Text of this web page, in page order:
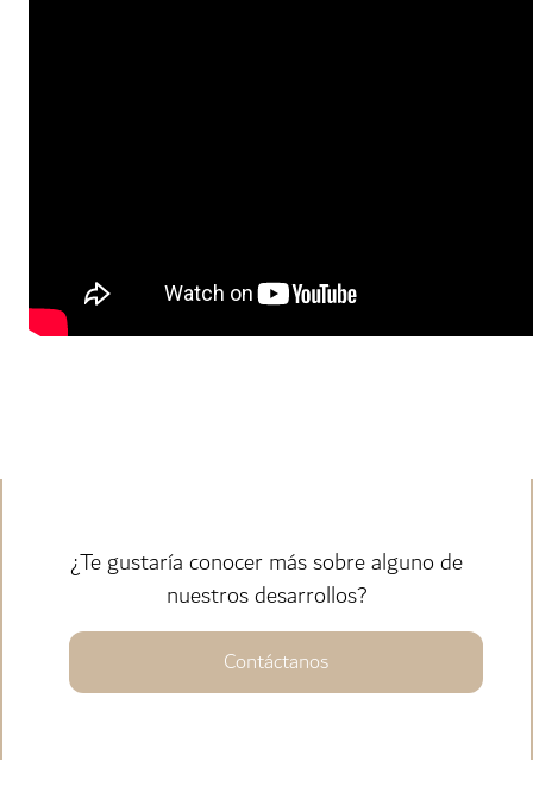
¿Te gustaría conocer más sobre alguno de
nuestros desarrollos?
Contáctanos